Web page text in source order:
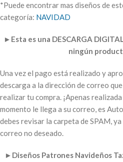
*Puede encontrar mas diseños de
categoría: NAVIDAD
► Esta es una DESCARGA
ningún
Una vez el pago está realizado y
descarga a la dirección de correo
realizar tu compra. ¡Apenas
momento le llega a su correo, es
debes revisar la carpeta de SPAM,
correo no deseado.
► Diseños Patrones Navideños